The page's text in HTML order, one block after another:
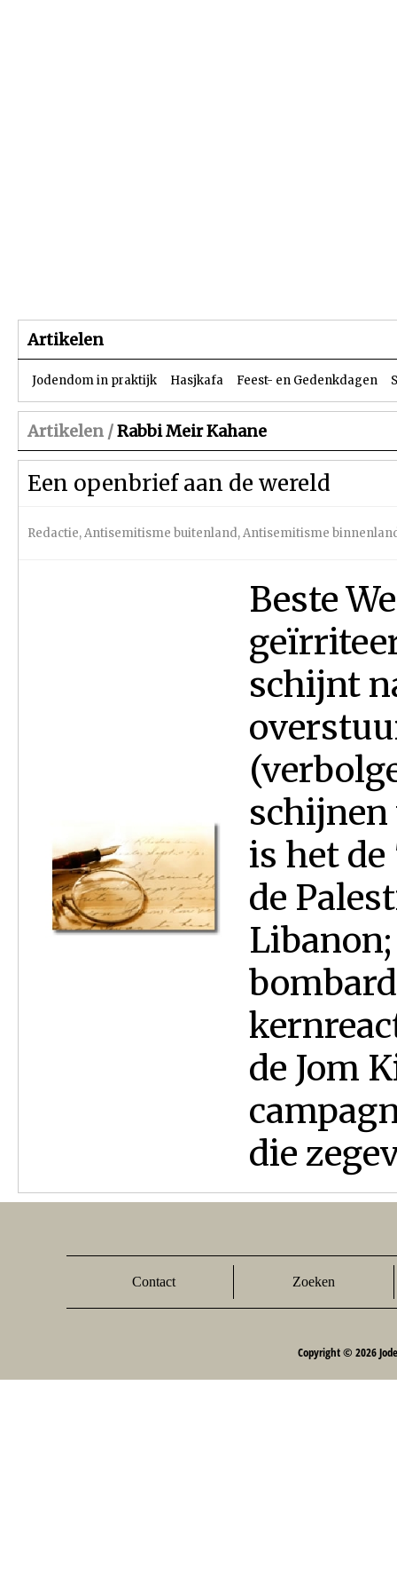
Artikelen
Jodendom in praktijk Hasjkafa Feest- en Gedenkdagen
Artikelen /Rabbi Meir Kahane
Een openbrief aan de wereld
Redactie,Antisemitisme buitenland,Antisemitisme
Beste
schijnt
schijnen
is het
de
de Jom
die
Contact Zoeken
Copyright © 2026